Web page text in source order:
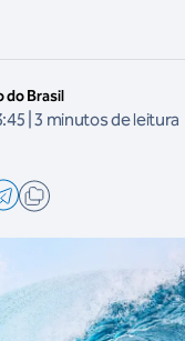
do Brasil
| 3 minutos de leitura